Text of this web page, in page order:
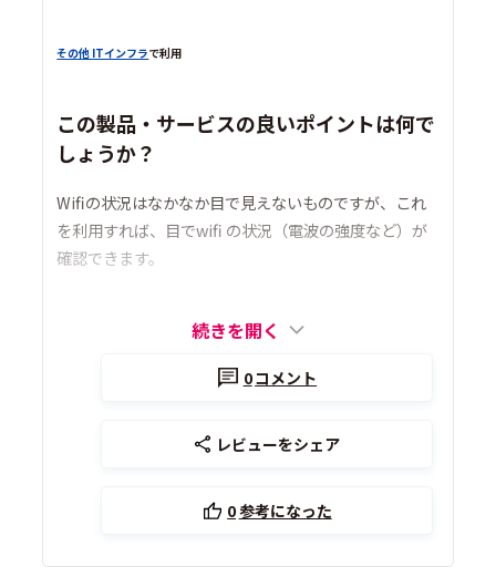
その他 ITインフラで利用
この製品・サービスの良いポイントは何で
しょうか？
Wifiの状況はなかなか目で見えないものですが、これ
を利用すれば、目でwifi の状況（電波の強度など）が
確認できます。
続きを開く
0コメント
レビューをシェア
0参考になった